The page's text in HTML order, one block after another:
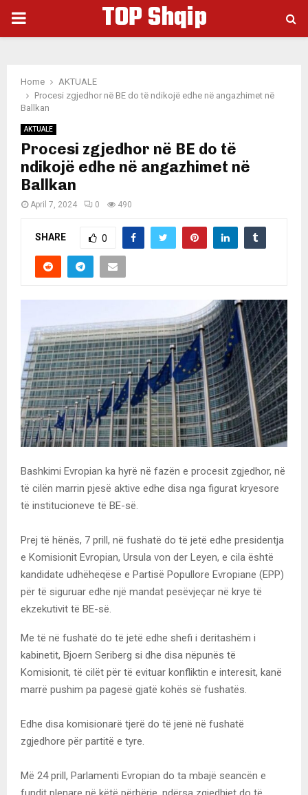
PRIMARY
TOP Shqip
Home
AKTUALE
Procesi zgjedhor në BE do të ndikojë edhe në angazhimet në
Ballkan
AKTUALE
Procesi zgjedhor në BE do të
ndikojë edhe në angazhimet në
Ballkan
April 7, 2024 0 490
SHARE 0
Bashkimi Evropian ka hyrë në fazën e procesit zgjedhor, në
të cilën marrin pjesë aktive edhe disa nga figurat kryesore
të institucioneve të BE-së.
Prej të hënës, 7 prill, në fushatë do të jetë edhe presidentja
e Komisionit Evropian, Ursula von der Leyen, e cila është
kandidate udhëheqëse e Partisë Popullore Evropiane (EPP)
për të siguruar edhe një mandat pesëvjeçar në krye të
ekzekutivit të BE-së.
Me të në fushatë do të jetë edhe shefi i deritashëm i
kabinetit, Bjoern Seriberg si dhe disa nëpunës të
Komisionit, të cilët për të evituar konfliktin e interesit, kanë
marrë pushim pa pagesë gjatë kohës së fushatës.
Edhe disa komisionarë tjerë do të jenë në fushatë
zgjedhore për partitë e tyre.
Më 24 prill, Parlamenti Evropian do ta mbajë seancën e